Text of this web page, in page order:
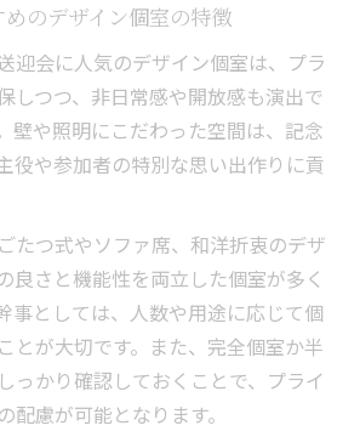
のデザイン個室の特徴
迎会に人気のデザイン個室は、プラ
しつつ、非日常感や開放感も演出で
壁や照明にこだわった空間は、記念
役や参加者の特別な思い出作りに貢
たつ式やソファ席、和洋折衷のデザ
良さと機能性を両立した個室が多く
事としては、人数や用途に応じて個
とが大切です。また、完全個室か半
っかり確認しておくことで、プライ
配慮が可能となります。